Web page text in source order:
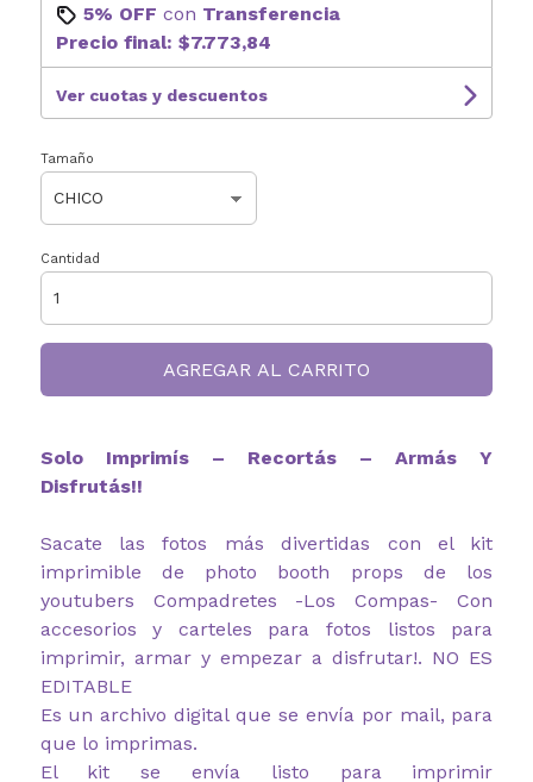
5% OFF con Transferencia
Precio final: $7.773,84
Ver cuotas y descuentos
Tamaño
Cantidad
AGREGAR AL CARRITO
Solo Imprimís – Recortás – Armás Y
Disfrutás!!
Sacate las fotos más divertidas con el kit
imprimible de photo booth props de los
youtubers Compadretes -Los Compas- Con
accesorios y carteles para fotos listos para
imprimir, armar y empezar a disfrutar!. NO ES
EDITABLE
Es un archivo digital que se envía por mail, para
que lo imprimas.
El kit se envía listo para imprimir